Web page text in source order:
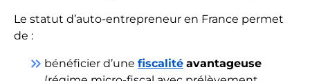
Le statut d’auto-entrepreneur en France permet
de :
keyboard_double_arrow_right bénéficier d’une fiscalité avantageuse